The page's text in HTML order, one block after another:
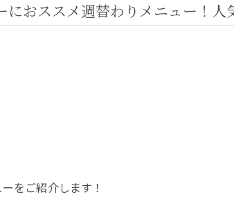
におススメ週替わりメニュー！
をご紹介します！